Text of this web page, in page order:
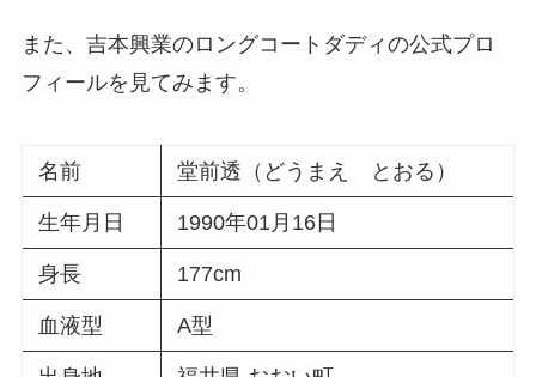
また、吉本興業のロングコートダディの公式プロ
フィールを見てみます。
名前 堂前透（どうまえ とおる）
生年月日 1990年01月16日
身長 177cm
血液型 A型